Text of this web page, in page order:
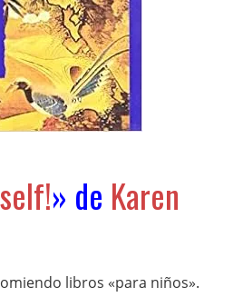
» de Karen
libros «para niños».